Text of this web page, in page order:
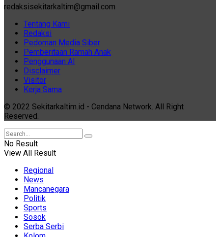
redaksisekitarkaltim@gmail.com
Tentang Kami
Redaksi
Pedoman Media Siber
Pemberitaan Ramah Anak
Penggunaan AI
Disclaimer
Visitor
Kerja Sama
© 2022 Sekitarkaltim.id - Cendana Network. All Right
Reserved.
No Result
View All Result
Regional
News
Mancanegara
Politik
Sports
Sosok
Serba Serbi